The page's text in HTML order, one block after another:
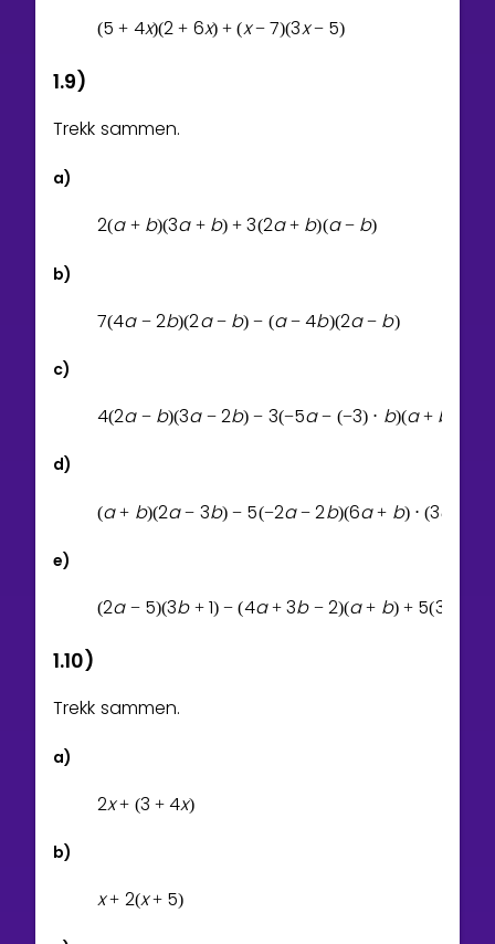
(5 + 4x)(2 + 6x) + (x − 7)(3x − 5)
1.9)
Trekk sammen.
a)
2(a + b)(3a + b) + 3(2a + b)(a − b)
b)
7(4a − 2b)(2a − b) − (a − 4b)(2a − b)
c)
4(2a − b)(3a − 2b) − 3(−5a − (−3) ⋅ b)(a + b
d)
(a + b)(2a − 3b) − 5(−2a − 2b)(6a + b) ⋅ (3a
e)
(2a − 5)(3b + 1) − (4a + 3b − 2)(a + b) + 5(3
1.10)
Trekk sammen.
a)
2x + (3 + 4x)
b)
x + 2(x + 5)